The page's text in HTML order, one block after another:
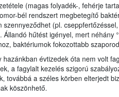
(magas folyadék-, fehérje
bél rendszert megbetegítő
szennyeződhet (pl.
Állandó hűtést igényel, mert néhány
baktériumok fokozottabb
hazánkban évtizedek óta nem volt
a fagylalt kezelés szigorú
továbbá a széles körben elterjedt
köszönhető.